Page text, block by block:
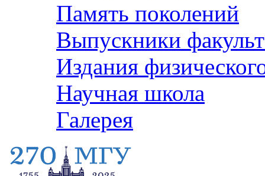
Память поколений
Выпускники
Издания
Научная школа
Галерея